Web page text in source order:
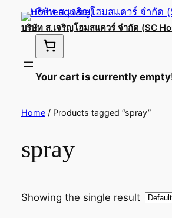
บริษัท ส.เจริญโฮมสแควร์ จำกัด (SC
Your cart is currently
Home/ Products tagged “spray”
spray
Showing the single result